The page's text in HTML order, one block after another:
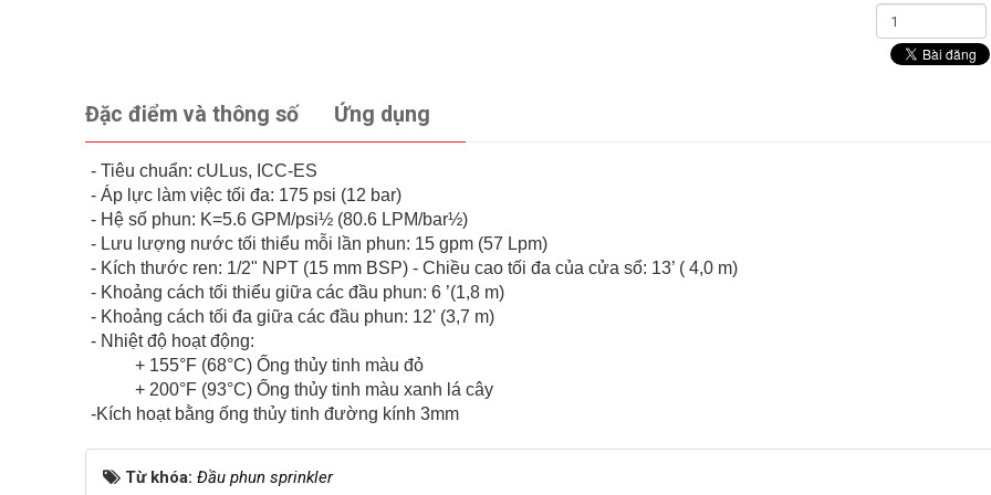
Đặc điểm và thông số Ứng dụng
- Tiêu chuẩn: cULus, ICC-ES
- Áp lực làm việc tối đa: 175 psi (12 bar)
- Hệ số phun: K=5.6 GPM/psi½ (80.6 LPM/bar½)
- Lưu lượng nước tối thiểu mỗi lần phun: 15 gpm (57 Lpm)
- Kích thước ren: 1/2" NPT (15 mm BSP) - Chiều cao tối đa của cửa sổ: 13’ ( 4,0 m)
- Khoảng cách tối thiểu giữa các đầu phun: 6 ’(1,8 m)
- Khoảng cách tối đa giữa các đầu phun: 12' (3,7 m)
- Nhiệt độ hoạt động:
+ 155°F (68°C) Ống thủy tinh màu đỏ
+ 200°F (93°C) Ống thủy tinh màu xanh lá cây
-Kích hoạt bằng ống thủy tinh đường kính 3mm
Từ khóa: Đầu phun sprinkler